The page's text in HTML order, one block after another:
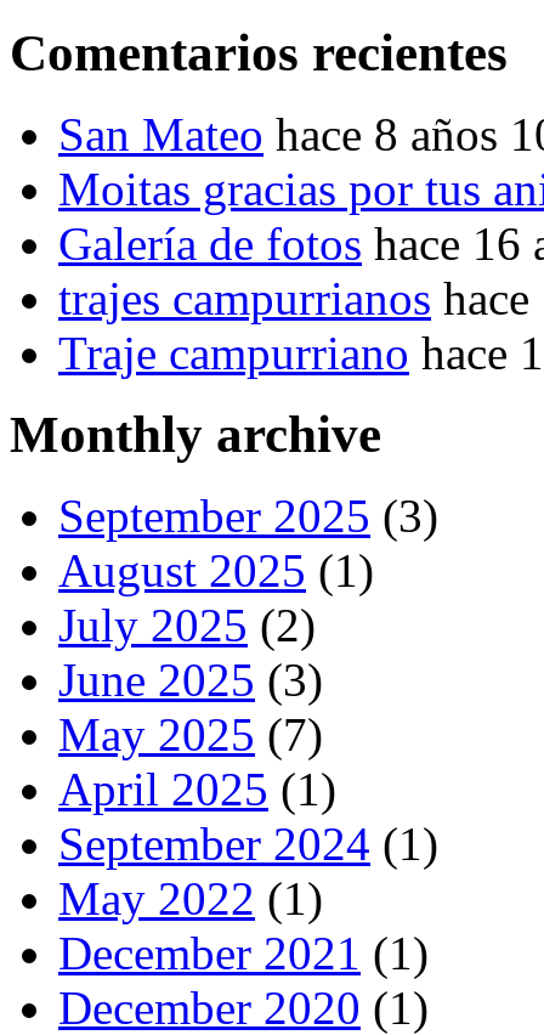
Comentarios recientes
San Mateo hace 8 años
Moitas gracias por tus
Galería de fotos hace 16
trajes campurrianos
Traje campurriano hace
Monthly archive
September 2025 (3)
August 2025 (1)
July 2025 (2)
June 2025 (3)
May 2025 (7)
April 2025 (1)
September 2024 (1)
May 2022 (1)
December 2021 (1)
December 2020 (1)